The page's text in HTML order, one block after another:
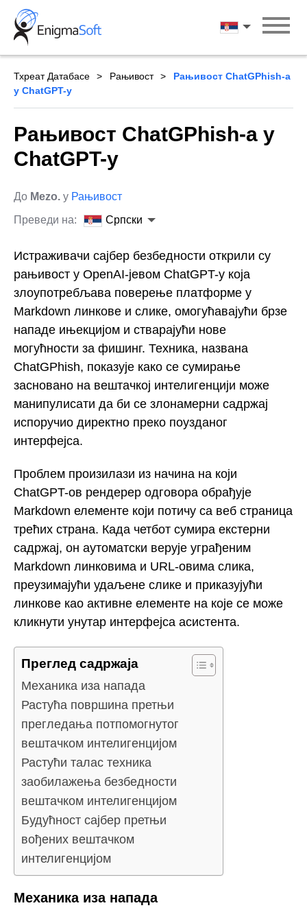
Skip
content
Српски
Тхреат Датабасе Рањивост
Рањивост ChatGPhish-а
у ChatGPT-у
Рањивост ChatGPhish-а у
ChatGPT-у
До Mezo. у Рањивост
Преведи на:
Српски
Истраживачи сајбер безбедности открили су
рањивост у OpenAI-јевом ChatGPT-у која
злоупотребљава поверење платформе у
Markdown линкове и слике, омогућавајући брзе
нападе ињекцијом и стварајући нове
могућности за фишинг. Техника, названа
ChatGPhish, показује како се сумирање
засновано на вештачкој интелигенцији може
манипулисати да би се злонамерни садржај
испоручио директно преко поузданог
интерфејса.
Проблем произилази из начина на који
ChatGPT-ов рендерер одговора обрађује
Markdown елементе који потичу са веб страница
трећих страна. Када четбот сумира екстерни
садржај, он аутоматски верује уграђеним
Markdown линковима и URL-овима слика,
преузимајући удаљене слике и приказујући
линкове као активне елементе на које се може
кликнути унутар интерфејса асистента.
Преглед садржаја
Механика иза напада
Растућа површина претњи
прегледања потпомогнутог
вештачком интелигенцијом
Растући талас техника
заобилажења безбедности
вештачком интелигенцијом
Будућност сајбер претњи
вођених вештачком
интелигенцијом
Механика иза напада